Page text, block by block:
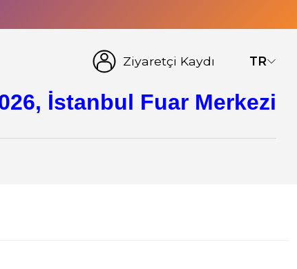
Ziyaretçi Kaydı TR
İstanbul Fuar Merkezi